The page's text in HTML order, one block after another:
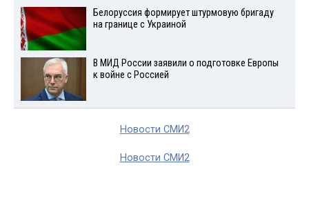
Белоруссия формирует штурмовую бригаду
на границе с Украиной
В МИД России заявили о подготовке Европы
к войне с Россией
Новости СМИ2
Новости СМИ2